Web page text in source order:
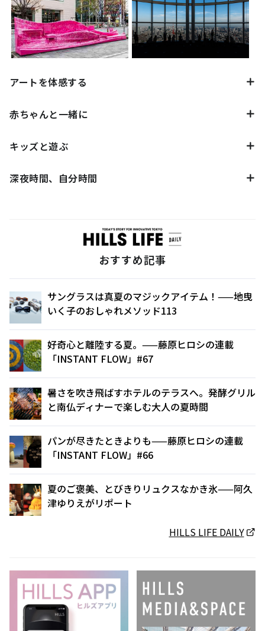
アートを体感する
赤ちゃんと一緒に
キッズと遊ぶ
深夜時間、自分時間
おすすめ記事
サングラスは真夏のマジックアイテム！——地曳
いく子のおしゃれメソッド113
好奇心と離陸する夏。——藤原ヒロシの連載
「INSTANT FLOW」#67
暑さを吹き飛ばすホテルのテラスへ。発酵グリル
と南仏ディナーで楽しむ大人の夏時間
パンが尽きたときよりも——藤原ヒロシの連載
「INSTANT FLOW」#66
夏のご褒美、とびきりリュクスなかき氷——阿久
津ゆりえがリポート
HILLS LIFE DAILY